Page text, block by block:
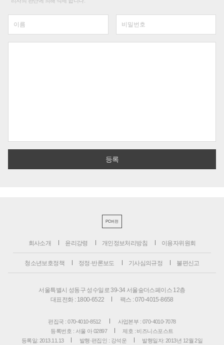
PC버전
회사소개 윤리강령 개인정보처리방침 이용자위원회
청소년보호정책 정정·반론보도 기사심의규정 불편신고
서울특별시 성동구 성수일로 39-34 서울숲더스페이스 12층
대표전화 : 1800-6522
팩스 : 070-4015-8658
편집국 : 070-4010-8512
사업본부 : 070-4010-7078
등록번호 : 서울 아 02897
제호 : 비즈니스포스트
등록일: 2013.11.13
발행·편집인 : 강석운 발행일자: 2013년 12월 2일